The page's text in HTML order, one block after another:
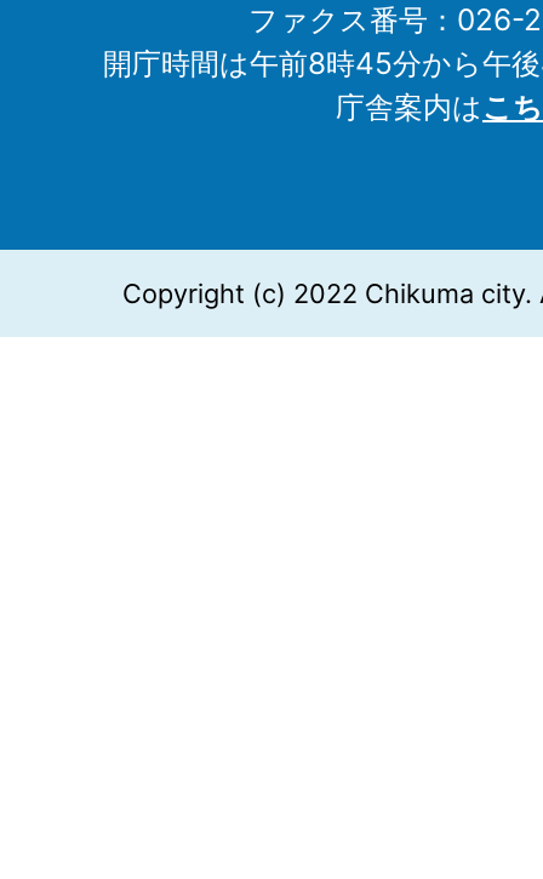
ファクス番号：026-
開庁時間は午前8時45分から午
庁舎案内はこ
Copyright (c) 2022 Chikuma city.